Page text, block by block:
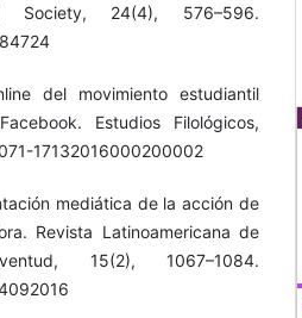
Society, 24(4), 576–596.
del movimiento estudiantil
Estudios Filológicos,
17132016000200002
mediática de la acción de
Revista Latinoamericana de
15(2), 1067–1084.